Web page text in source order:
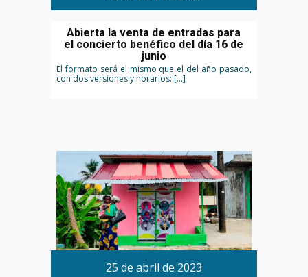
Abierta la venta de entradas para
el concierto benéfico del día 16 de
junio
El formato será el mismo que el del año pasado,
con dos versiones y horarios: […]
25 de abril de 2023